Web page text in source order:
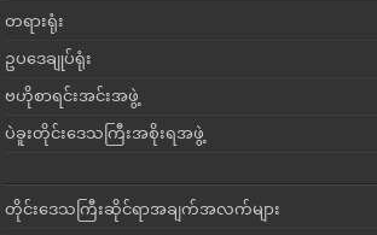
တရားရုံး
ဥပဒေချုပ်ရုံး
ဗဟိုစာရင်းအင်းအဖွဲ့
ပဲခူးတိုင်းဒေသကြီးအစိုးရအဖွဲ့
တိုင်းဒေသကြီးဆိုင်ရာအချက်အလက်များ